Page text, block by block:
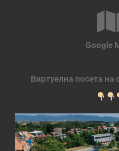
Google
Виртуелна посета на